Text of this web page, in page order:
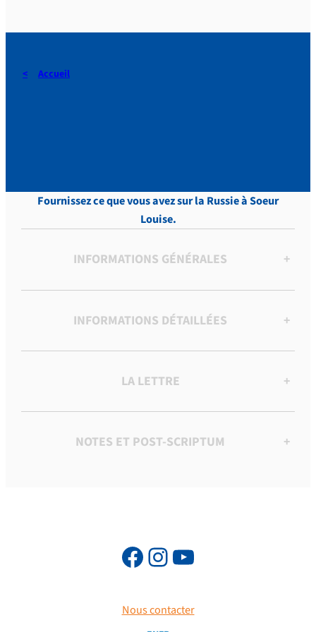
Accueil
Fournissez ce que vous avez sur la Russie à Soeur
Louise.
INFORMATIONS GÉNÉRALES +
INFORMATIONS DÉTAILLÉES +
LA LETTRE +
NOTES ET POST-SCRIPTUM +
Nous contacter